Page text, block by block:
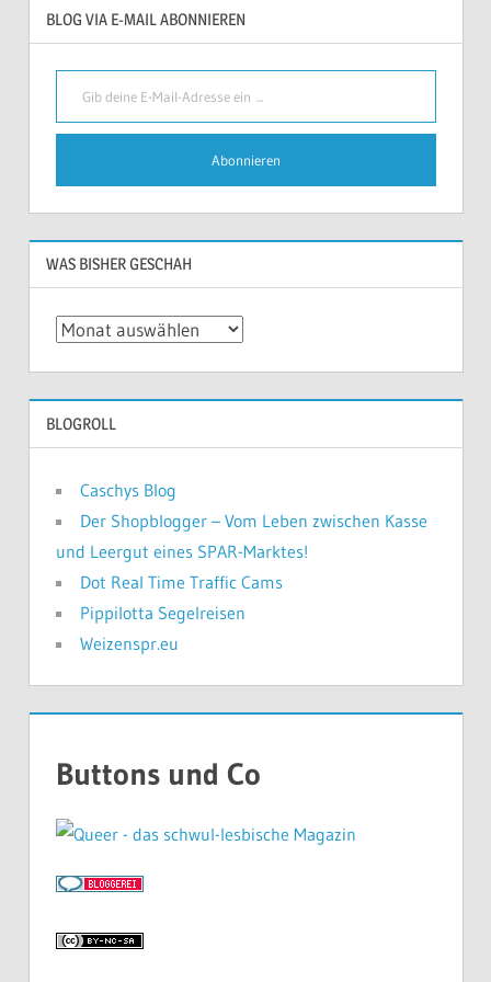
BLOG VIA E-MAIL ABONNIEREN
Gib deine E-Mail-Adresse ein ...
Abonnieren
WAS BISHER GESCHAH
Was
BLOGROLL
Caschys Blog
Der Shopblogger – Vom Leben zwischen Kasse
und Leergut eines SPAR-Marktes!
Dot Real Time Traffic Cams
Pippilotta Segelreisen
Weizenspr.eu
Buttons und Co